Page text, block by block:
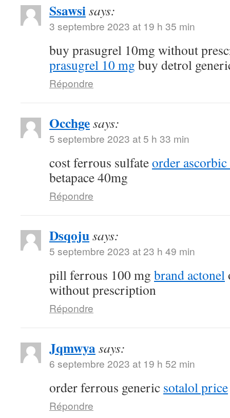
Ssawsisays:
3 septembre 2023 at 19 h 35 min
buy prasugrel 10mg without
prasugrel 10 mg buy detrol
Répondre
Occhgesays:
5 septembre 2023 at 5 h 33 min
cost ferrous sulfateorder
betapace 40mg
Répondre
Dsqojusays:
5 septembre 2023 at 23 h 49 min
pill ferrous 100 mg brand actonel
without prescription
Répondre
Jqmwyasays:
6 septembre 2023 at 19 h 52 min
order ferrous generic sotalol price
Répondre